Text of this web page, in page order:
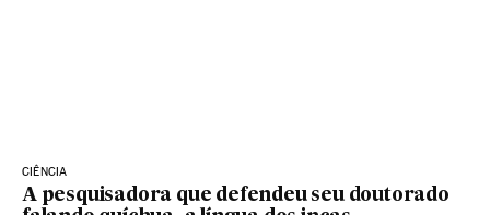
CIÊNCIA
A pesquisadora que defendeu seu doutorado